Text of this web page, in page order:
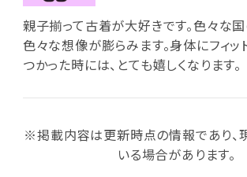
親子揃って古着が大好きです。色々な国
色々な想像が膨らみます。身体にフィッ
つかった時には、とても嬉しくなります。
※掲載内容は更新時点の情報であり、
いる場合があります。